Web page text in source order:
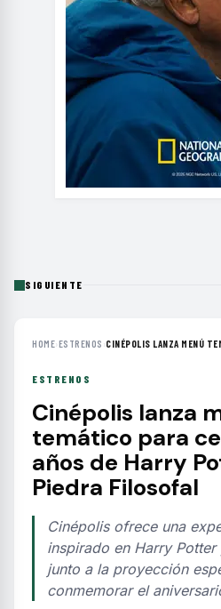
SIGUIENTE
HOME›ESTRENOS ›CINÉPOLIS LANZA MENÚ
ESTRENOS
Cinépolis lanza
temático para
años de Harry
Piedra Filosofal
Cinépolis ofrece una
inspirado en Harry
junto a la proyección
conmemorar el